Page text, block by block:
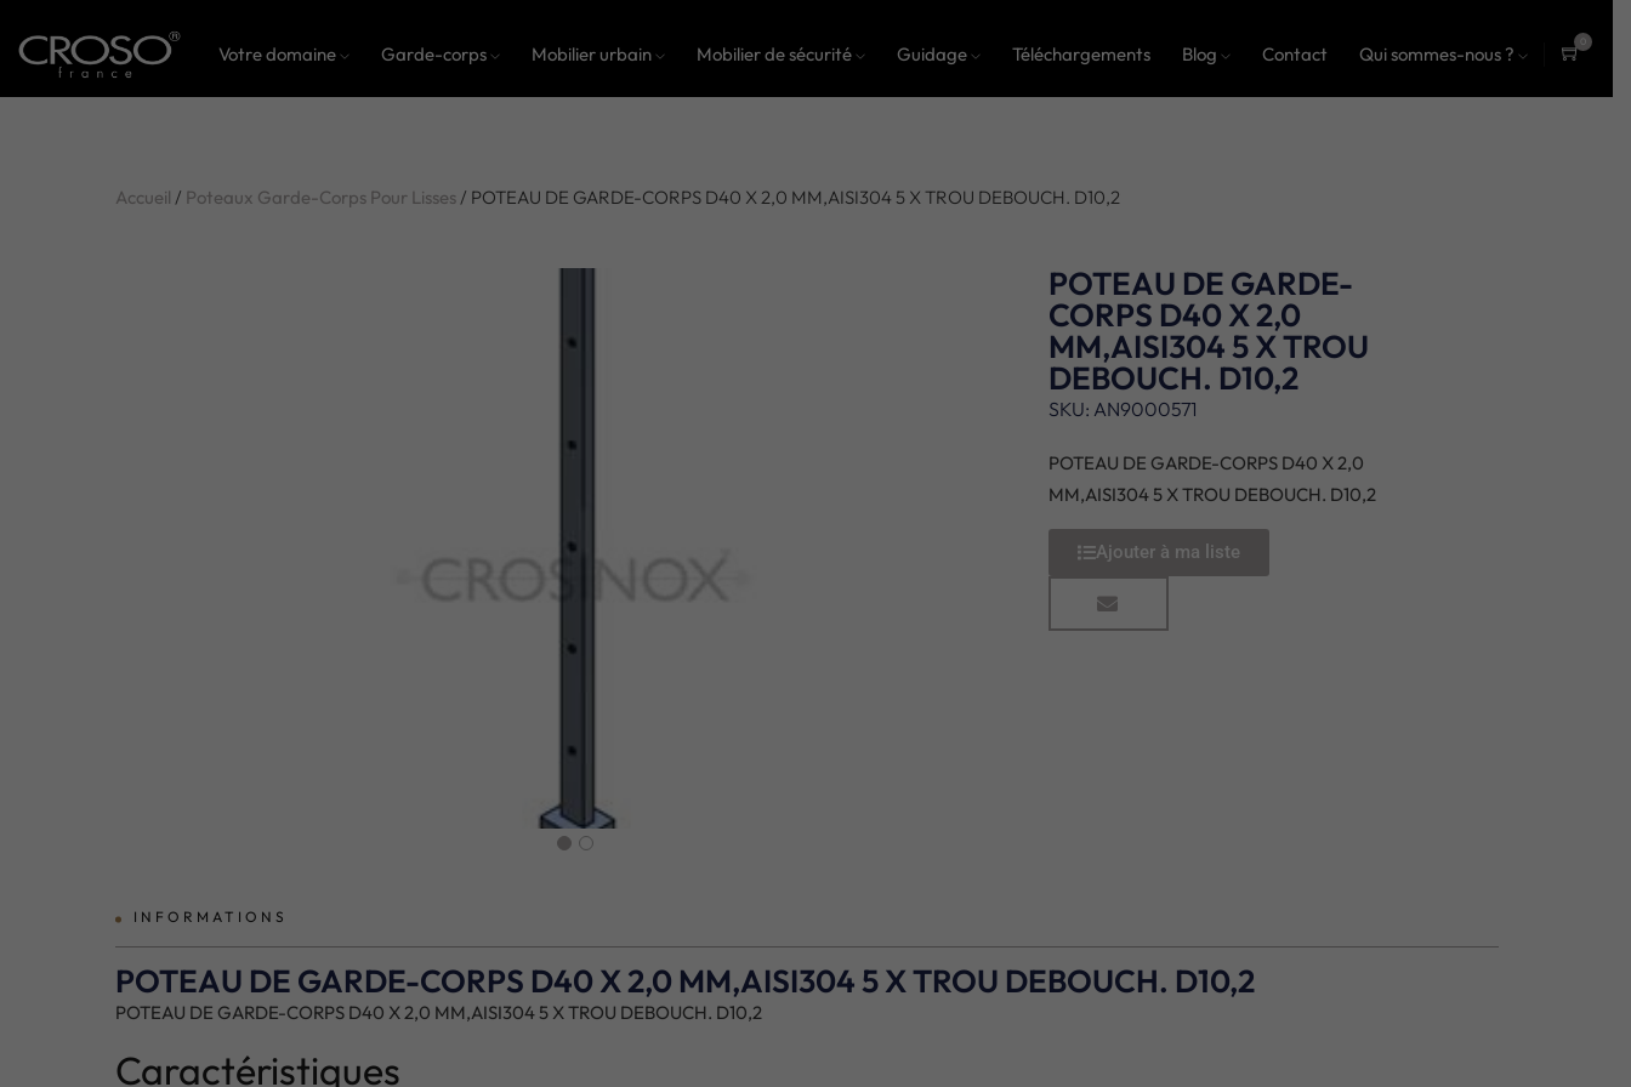
Votre domaine Garde-corps Mobilier urbain Mobilier de sécurité Guidage Téléchargements Blog Contact Qui sommes-nous ?
0
Accueil / Poteaux Garde-Corps Pour Lisses/ POTEAU DE GARDE-CORPS D40 X 2,0 MM,AISI304 5 X TROU DEBOUCH. D10,2
POTEAU DE GARDE-
CORPS D40 X 2,0
MM,AISI304 5 X TROU
DEBOUCH. D10,2
SKU: AN9000571
POTEAU DE GARDE-CORPS D40 X 2,0
MM,AISI304 5 X TROU DEBOUCH. D10,2
Ajouter à ma liste
INFORMATIONS
POTEAU DE GARDE-CORPS D40 X 2,0 MM,AISI304 5 X TROU DEBOUCH. D10,2
POTEAU DE GARDE-CORPS D40 X 2,0 MM,AISI304 5 X TROU DEBOUCH. D10,2
Caractéristiques